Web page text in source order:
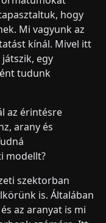
hogy
Mi vagyunk az
kínál. Mivel itt
egy
tudunk
az érintésre
arany és
modellt?
szektorban
is. Általában
az aranyat is mi